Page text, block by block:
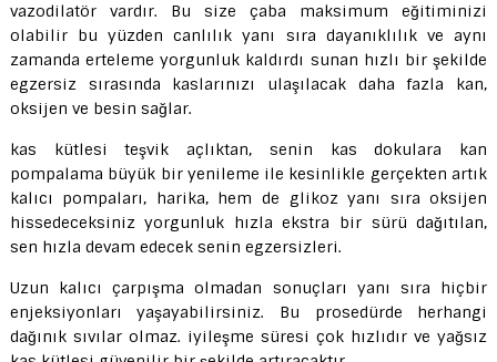
vazodilatör vardır. Bu size çaba maksimum eğitiminizi
olabilir bu yüzden canlılık yanı sıra dayanıklılık ve aynı
zamanda erteleme yorgunluk kaldırdı sunan hızlı bir şekilde
egzersiz sırasında kaslarınızı ulaşılacak daha fazla kan,
oksijen ve besin sağlar.
kas kütlesi teşvik açlıktan, senin kas dokulara kan
pompalama büyük bir yenileme ile kesinlikle gerçekten artık
kalıcı pompaları, harika, hem de glikoz yanı sıra oksijen
hissedeceksiniz yorgunluk hızla ekstra bir sürü dağıtılan,
sen hızla devam edecek senin egzersizleri.
Uzun kalıcı çarpışma olmadan sonuçları yanı sıra hiçbir
enjeksiyonları yaşayabilirsiniz. Bu prosedürde herhangi
dağınık sıvılar olmaz. iyileşme süresi çok hızlıdır ve yağsız